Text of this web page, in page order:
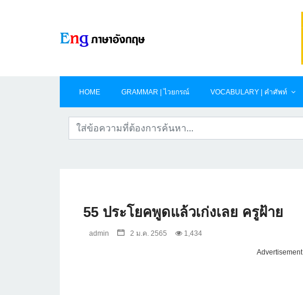
HOME GRAMMAR | ไวยกรณ์ VOCABULARY | คำศัพท์
55 ประโยคพูดแล้วเก่งเลย ครูฝ้าย
admin 2 ม.ค. 2565 1,434
Advertisement